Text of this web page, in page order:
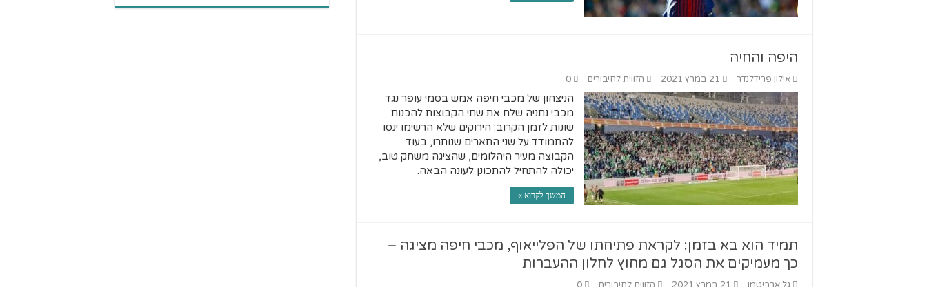
היפה והחיה
אילון פרידלנדר 21 במרץ 2021 הזווית לחיבורים 0
הניצחון של מכבי חיפה אמש בסמי עופר נגד
מכבי נתניה שלח את שתי הקבוצות להכנות
שונות לזמן הקרוב: הירוקים שלא הרשימו ינסו
להתמודד על שני התארים שנותרו, בעוד
הקבוצה מעיר היהלומים, שהציגה משחק טוב,
יכולה להתחיל להתכונן לעונה הבאה.
המשך לקרוא »
תמיד הוא בא בזמן: לקראת פתיחתו של הפלייאוף, מכבי חיפה מציגה –
כך מעמיקים את הסגל גם מחוץ לחלון ההעברות